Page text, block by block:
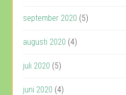
september 2020 (5)
augusti 2020 (4)
juli 2020 (5)
juni 2020 (4)